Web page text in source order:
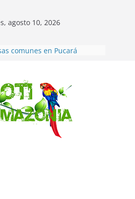
agosto 10, 2026
Ocho cadáveres hallados
miles de personas en la
2026 (video)
Fiscal no emite cargos
hombre de 50años que
relacion de «noviazgo»
menor de10 años en